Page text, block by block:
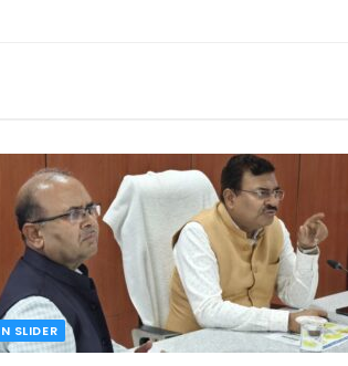
SLIDER